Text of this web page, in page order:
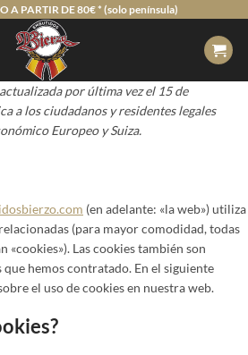
A PARTIR DE 80€ * (solo península)
por última vez el 15 de
a los ciudadanos y residentes legales
Europeo y Suiza.
(en adelante: «la web») utiliza
(para mayor comodidad, todas
«cookies»). Las cookies también son
hemos contratado. En el siguiente
el uso de cookies en nuestra web.